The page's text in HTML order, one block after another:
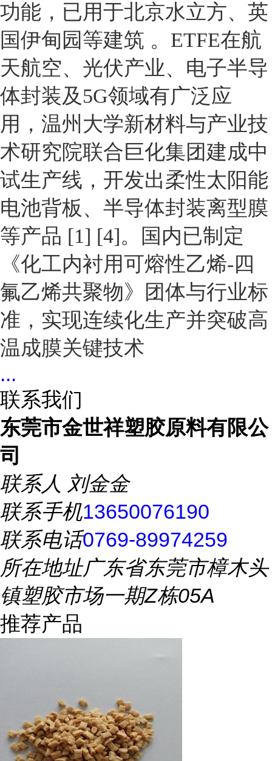
功能，已用于北京水立方、英
国伊甸园等建筑 。ETFE在航
天航空、 光伏产业、电子半导
体封装及 5G领域有广泛应
用， 温州大学新材料与产业技
术研究院联合巨化集团建成中
试生产线，开发出柔性太阳能
电池背板、半导体封装离型膜
等产品 [1] [4]。国内已制定
《化工内衬用可熔性乙烯-四
氟乙烯共聚物》团体与行业标
准，实现连续化生产并突破高
温成膜关键技术
...
联系我们
东莞市金世祥塑胶原料有限公
司
联系人 刘金金
联系手机13650076190
联系电话0769-89974259
所在地址广东省东莞市樟木头
镇塑胶市场一期Z栋05A
推荐产品